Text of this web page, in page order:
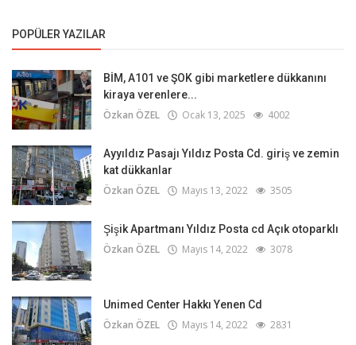
POPÜLER YAZILAR
BİM, A101 ve ŞOK gibi marketlere dükkanını
kiraya verenlere...
Özkan ÖZEL Ocak 13, 2025 4002
Ayyıldız Pasajı Yıldız Posta Cd. giriş ve zemin
kat dükkanlar
Özkan ÖZEL Mayıs 13, 2022 3505
Şişik Apartmanı Yıldız Posta cd Açık otoparklı
Özkan ÖZEL Mayıs 14, 2022 3078
Unimed Center Hakkı Yenen Cd
Özkan ÖZEL Mayıs 14, 2022 2831